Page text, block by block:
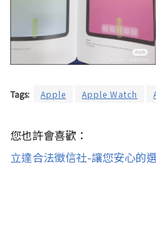
Tags: Apple Apple Watch
您也許會喜歡：
立達合法徵信社-讓您安心的